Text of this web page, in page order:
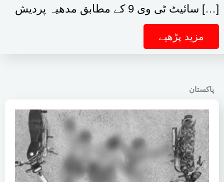
سائیٹ ٹی وی 9 کے مطابق مدھیہ پردیش […]
مزید پڑھیے
پاکستان